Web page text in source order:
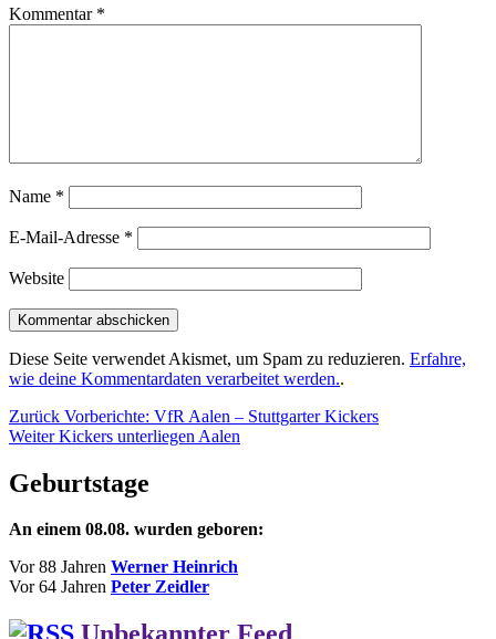
Kommentar *
Name *
E-Mail-Adresse *
Website
Diese Seite verwendet Akismet, um Spam zu reduzieren. Erfahre,
wie deine Kommentardaten verarbeitet werden..
Beitragsnavigation
Zurück Vorheriger
Beitrag:
Vorberichte: VfR Aalen – Stuttgarter Kickers
Weiter Nächster
Kickers unterliegen Aalen
Geburtstage
An einem 08.08. wurden geboren:
Vor 88 Jahren Werner Heinrich
Vor 64 Jahren Peter Zeidler